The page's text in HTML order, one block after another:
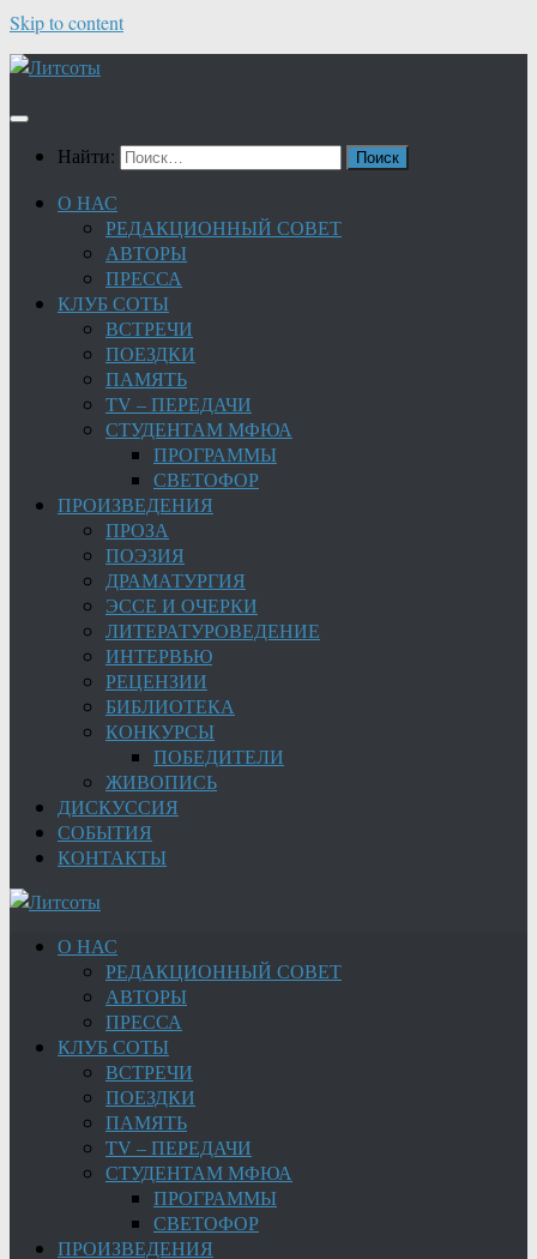
Skip to content
Найти:
О НАС
РЕДАКЦИОННЫЙ СОВЕТ
АВТОРЫ
ПРЕССА
КЛУБ СОТЫ
ВСТРЕЧИ
ПОЕЗДКИ
ПАМЯТЬ
TV – ПЕРЕДАЧИ
СТУДЕНТАМ МФЮА
ПРОГРАММЫ
СВЕТОФОР
ПРОИЗВЕДЕНИЯ
ПРОЗА
ПОЭЗИЯ
ДРАМАТУРГИЯ
ЭССЕ И ОЧЕРКИ
ЛИТЕРАТУРОВЕДЕНИЕ
ИНТЕРВЬЮ
РЕЦЕНЗИИ
БИБЛИОТЕКА
КОНКУРСЫ
ПОБЕДИТЕЛИ
ЖИВОПИСЬ
ДИСКУССИЯ
СОБЫТИЯ
КОНТАКТЫ
О НАС
РЕДАКЦИОННЫЙ СОВЕТ
АВТОРЫ
ПРЕССА
КЛУБ СОТЫ
ВСТРЕЧИ
ПОЕЗДКИ
ПАМЯТЬ
TV – ПЕРЕДАЧИ
СТУДЕНТАМ МФЮА
ПРОГРАММЫ
СВЕТОФОР
ПРОИЗВЕДЕНИЯ